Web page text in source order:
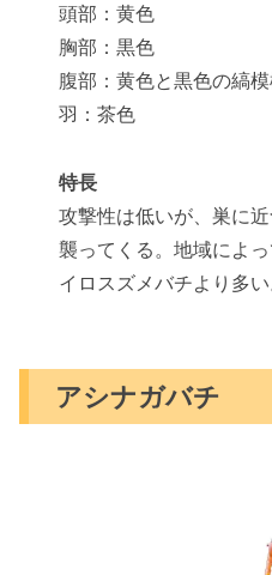
頭部：黄色
胸部：黒色
腹部：黄色と黒色の縞
羽：茶色
特長
攻撃性は低いが、巣に
襲ってくる。地域によ
イロスズメバチより多い
アシナガバチ